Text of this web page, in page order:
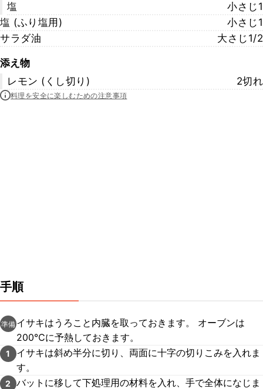
塩
小さじ1
塩 (ふり塩用)
小さじ1
サラダ油
大さじ1/2
添え物
レモン (くし切り)
2切れ
料理を安全に楽しむための注意事項
手順
準備 イサキはうろこと内臓を取っておきます。 オーブンは
200℃に予熱しておきます。
1
イサキは斜め半分に切り、両面に十字の切りこみを入れま
す。
2
バットに移して下処理用の材料を入れ、手で全体になじま